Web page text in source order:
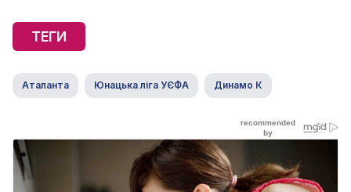
ТЕГИ
Аталанта Юнацька ліга УЄФА Динамо К